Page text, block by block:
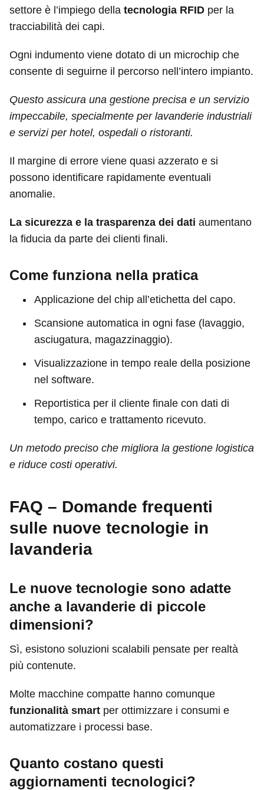
settore è l’impiego della tecnologia RFID per la
tracciabilità dei capi.
Ogni indumento viene dotato di un microchip che
consente di seguirne il percorso nell’intero impianto.
Questo assicura una gestione precisa e un servizio
impeccabile, specialmente per lavanderie industriali
e servizi per hotel, ospedali o ristoranti.
Il margine di errore viene quasi azzerato e si
possono identificare rapidamente eventuali
anomalie.
La sicurezza e la trasparenza dei dati aumentano
la fiducia da parte dei clienti finali.
Come funziona nella pratica
Applicazione del chip all’etichetta del capo.
Scansione automatica in ogni fase (lavaggio,
asciugatura, magazzinaggio).
Visualizzazione in tempo reale della posizione
nel software.
Reportistica per il cliente finale con dati di
tempo, carico e trattamento ricevuto.
Un metodo preciso che migliora la gestione logistica
e riduce costi operativi.
FAQ – Domande frequenti
sulle nuove tecnologie in
lavanderia
Le nuove tecnologie sono adatte
anche a lavanderie di piccole
dimensioni?
Sì, esistono soluzioni scalabili pensate per realtà
più contenute.
Molte macchine compatte hanno comunque
funzionalità smart per ottimizzare i consumi e
automatizzare i processi base.
Quanto costano questi
aggiornamenti tecnologici?